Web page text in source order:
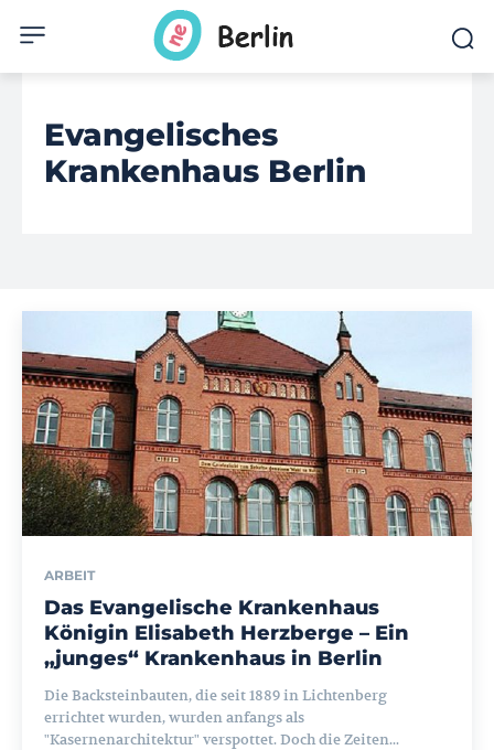
Evangelisches
Krankenhaus Berlin
ARBEIT
Das Evangelische Krankenhaus
Königin Elisabeth Herzberge – Ein
„junges“ Krankenhaus in Berlin
Die Backsteinbauten, die seit 1889 in Lichtenberg
errichtet wurden, wurden anfangs als
"Kasernenarchitektur" verspottet. Doch die Zeiten...